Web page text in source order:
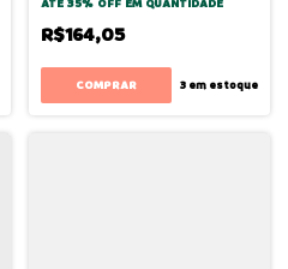
R$164,05
COMPRAR 3 em estoque